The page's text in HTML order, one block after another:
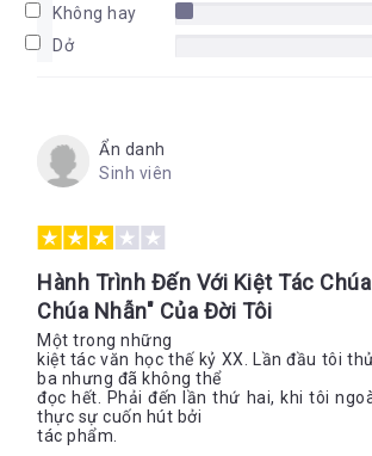
Không hay
Dở
Ẩn danh
Sinh viên
Hành Trình Đến Với Kiệt Tác
Chúa Nhẫn" Của Đời Tôi
Một trong những
kiệt tác văn học thế kỷ XX. Lần đầu tôi
ba nhưng đã không thể
đọc hết. Phải đến lần thứ hai, khi tôi
thực sự cuốn hút bởi
tác phẩm.